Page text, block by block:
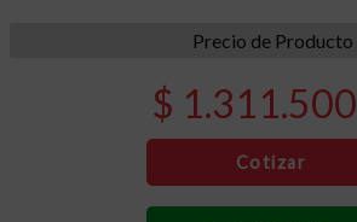
Precio de Producto
$ 1.311.500
Cotizar